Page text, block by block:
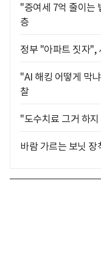
"증여세 7억 줄이는
층
정부 "아파트 짓자
"AI 해킹 어떻게 막
찰
"도수치료 그거 하
바람 가르는 보닛